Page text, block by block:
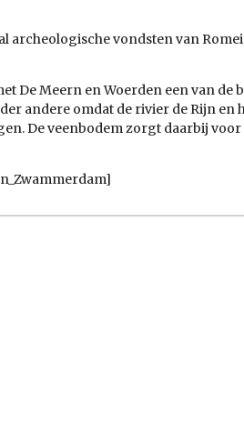
archeologischevondsten van
De Meern enWoerden een van de
andere omdat de rivier de Rijn en
Deveenbodemzorgt daarbij